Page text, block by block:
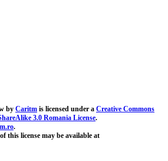
by Caritm is licensed under a Creative Commons
3.0 Romania License.
.
this license may be available at